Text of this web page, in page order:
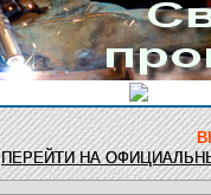
ВНИМАНИЕ
ПЕРЕЙТИ НА